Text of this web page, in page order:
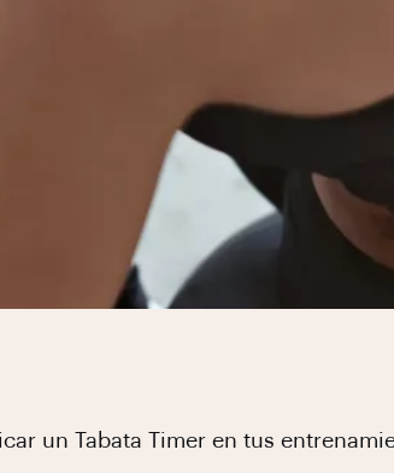
un Tabata Timer en tus